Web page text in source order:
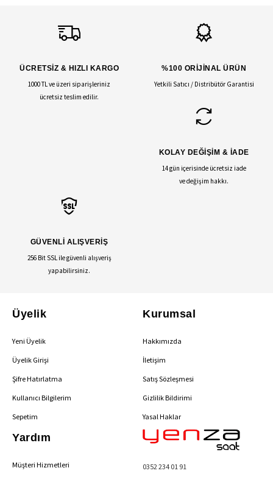
ÜCRETSİZ & HIZLI KARGO
1000 TL ve üzeri siparişleriniz
ücretsiz teslim edilir.
%100 ORİJİNAL ÜRÜN
Yetkili Satıcı / Distribütör Garantisi
KOLAY DEĞİŞİM & İADE
14 gün içerisinde ücretsiz iade
ve değişim hakkı.
GÜVENLİ ALIŞVERİŞ
256 Bit SSL ile güvenli alışveriş
yapabilirsiniz.
Üyelik
Yeni Üyelik
Üyelik Girişi
Şifre Hatırlatma
Kullanıcı Bilgilerim
Sepetim
Kurumsal
Hakkımızda
İletişim
Satış Sözleşmesi
Gizlilik Bildirimi
Yasal Haklar
Yardım
Müşteri Hizmetleri 0352 234 01 91